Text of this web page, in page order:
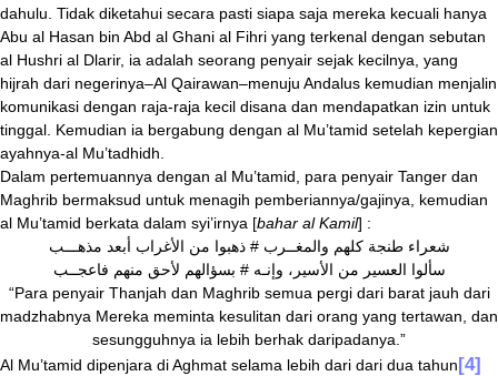
dahulu. Tidak diketahui secara pasti siapa saja mereka kecuali hanya
Abu al Hasan bin Abd al Ghani al Fihri yang terkenal dengan sebutan
al Hushri al Dlarir, ia adalah seorang penyair sejak kecilnya, yang
hijrah dari negerinya–Al Qairawan–menuju Andalus kemudian menjalin
komunikasi dengan raja-raja kecil disana dan mendapatkan izin untuk
tinggal. Kemudian ia bergabung dengan al Mu’tamid setelah kepergian
ayahnya-al Mu’tadhidh.
Dalam pertemuannya dengan al Mu’tamid, para penyair Tanger dan
Maghrib bermaksud untuk menagih pemberiannya/gajinya, kemudian
al Mu’tamid berkata dalam syi’irnya [bahar al Kamil] :
شعراء طنجة كلهم والمغــرب # ذهبوا من الأغراب أبعد مذهـــب
سألوا العسير من الأسير، وإنـه # بسؤالهم لأحق منهم فاعجــب
“Para penyair Thanjah dan Maghrib semua pergi dari barat jauh dari
madzhabnya Mereka meminta kesulitan dari orang yang tertawan, dan
sesungguhnya ia lebih berhak daripadanya.”
Al Mu’tamid dipenjara di Aghmat selama lebih dari dari dua tahun[4]